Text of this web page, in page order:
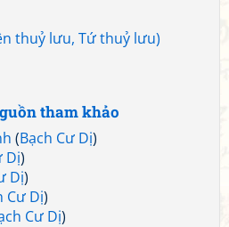
thuỷ lưu, Tứ thuỷ lưu)
tham khảo
(Bạch Cư Dị)
Dị)
Dị)
Cư Dị)
Cư Dị)